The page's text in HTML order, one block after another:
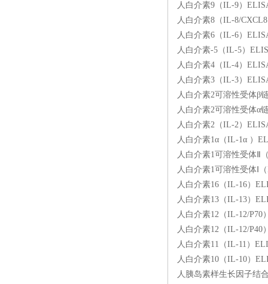
人白介素9（IL-9）
人白介素8（IL-8/
人白介素6（IL-6）
人白介素-5（IL-5）
人白介素4（IL-4）
人白介素3（IL-3）
人白介素2可溶性受体β
人白介素2可溶性受体α
人白介素2（IL-2）
人白介素1α（IL-1α ）
人白介素1可溶性受体Ⅱ
人白介素1可溶性受体Ⅰ
人白介素16（IL-16）
人白介素13（IL-13）
人白介素12（IL-12/
人白介素12（IL-12/
人白介素11（IL-11）
人白介素10（IL-10）
人胰岛素样生长因子结